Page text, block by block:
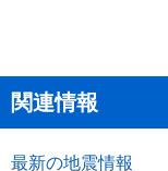
関連情報
最新の地震情報